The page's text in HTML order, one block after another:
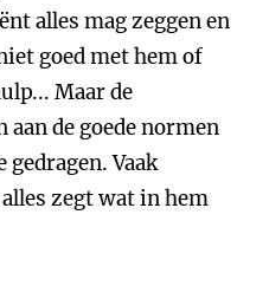
alles mag zeggen en
goed met hem of
Maar de
de goede normen
Vaak
zegt wat in hem